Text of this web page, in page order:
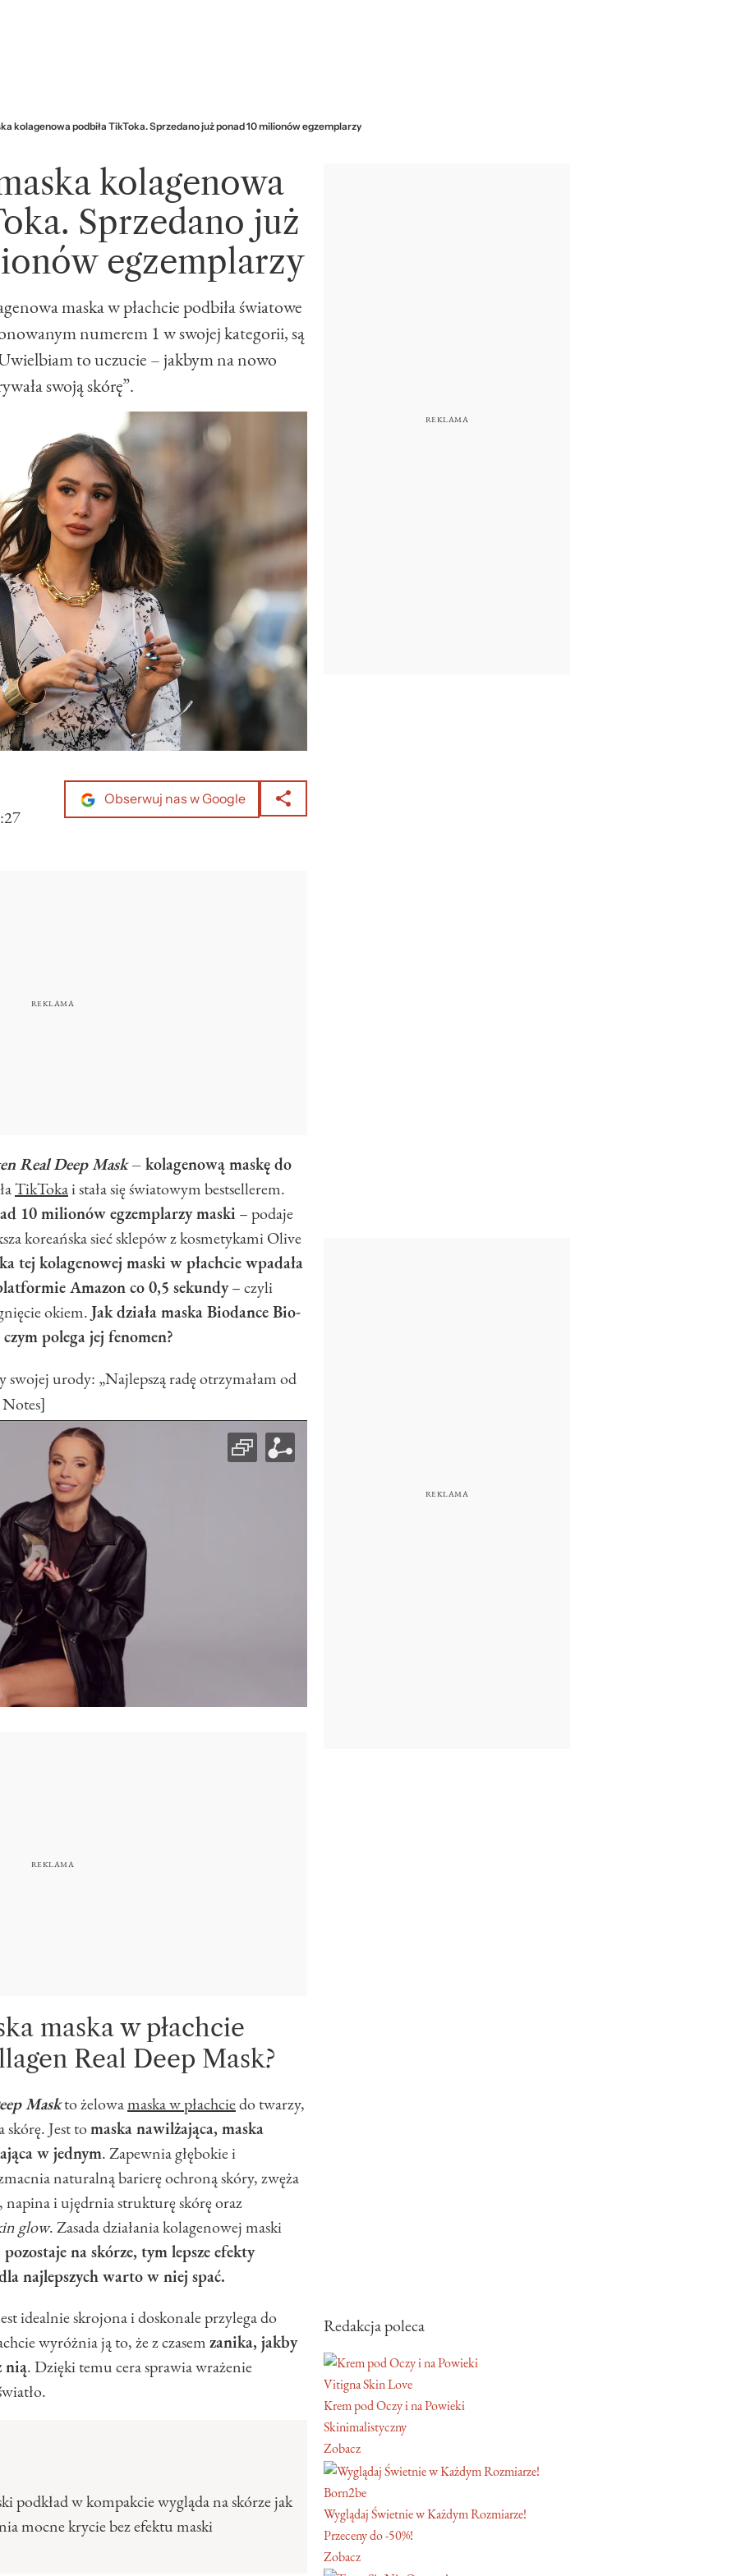
kolagenowa podbiła TikToka. Sprzedano już ponad 10 milionów egzemplarzy
kolagenowa
Sprzedano już
egzemplarzy
maska w płachcie podbiła światowe
numerem 1 w swojej kategorii, są
to uczucie – jakbym na nowo
swoją skórę”.
Obserwuj nas w Google
Real Deep Mask– kolagenową maskę do
TikTokai stała się światowym bestsellerem.
10 milionów egzemplarzy maski – podaje
koreańska sieć sklepów z kosmetykami Olive
tej kolagenowej maski w płachcie wpadała
Amazon co 0,5 sekundy– czyli
okiem.Jak działa maska Biodance Bio-
polega jej fenomen?
swojej urody: „Najlepszą radę otrzymałam od
maska w płachcie
Real Deep Mask?
Maskto żelowamaska w płachciedo twarzy,
Jest tomaska nawilżająca, maska
w jednym. Zapewnia głębokie i
naturalną barierę ochroną skóry, zwęża
i ujędrnia strukturę skórę oraz
glow. Zasada działania kolagenowej maski
na skórze, tym lepsze efekty
najlepszych warto w niej spać.
idealnie skrojona i doskonale przylega do
wyróżnia ją to, że z czasemzanika, jakby
nią. Dzięki temu cera sprawia wrażenie
podkład w kompakcie wygląda na skórze jak
mocne krycie bez efektu maski
Redakcja poleca
Vitigna Skin Love
Krem pod Oczy i na Powieki
Skinimalistyczny
Zobacz
Born2be
Wyglądaj Świetnie w Każdym Rozmiarze!
Przeceny do -50%!
Zobacz